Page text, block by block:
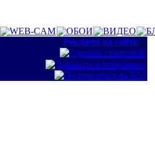
WEB-CAM ОБОИ ВИДЕО
:: Реклама на сайте ::